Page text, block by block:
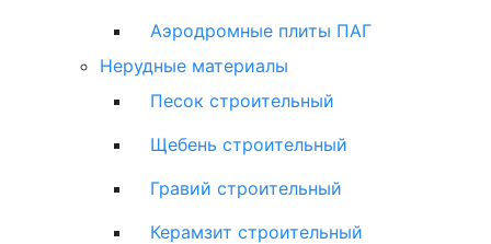
Аэродромные плиты ПАГ
Нерудные материалы
Песок строительный
Щебень строительный
Гравий строительный
Керамзит строительный